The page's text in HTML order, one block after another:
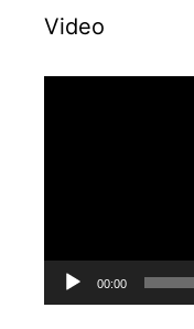
Video
00:00